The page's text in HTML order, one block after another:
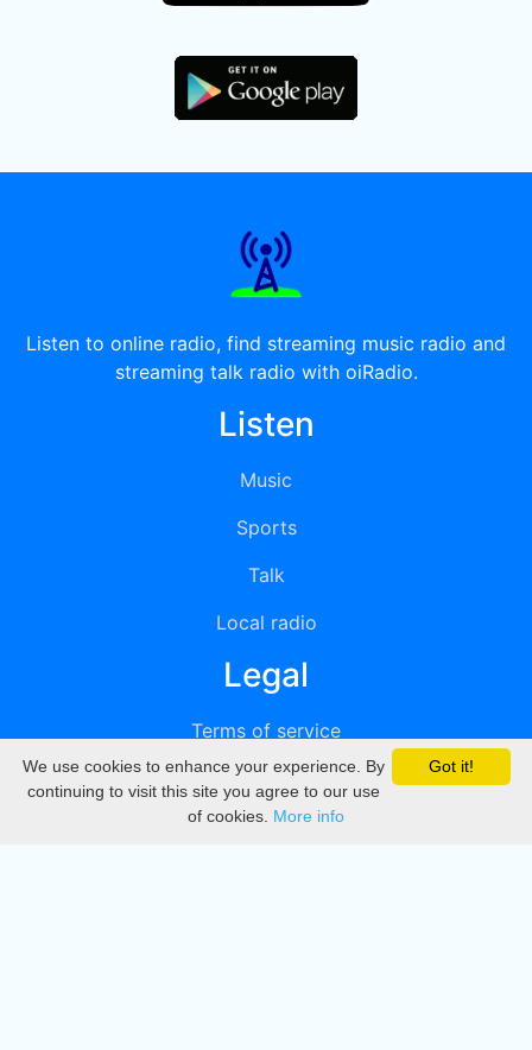
Listen to online radio, find streaming music radio and
streaming talk radio with oiRadio.
Listen
Music
Sports
Talk
Local radio
Legal
Terms of service
Privacy
DMCA
Got it!
We use cookies to enhance your experience. By
continuing to visit this site you agree to our use
of cookies. More info